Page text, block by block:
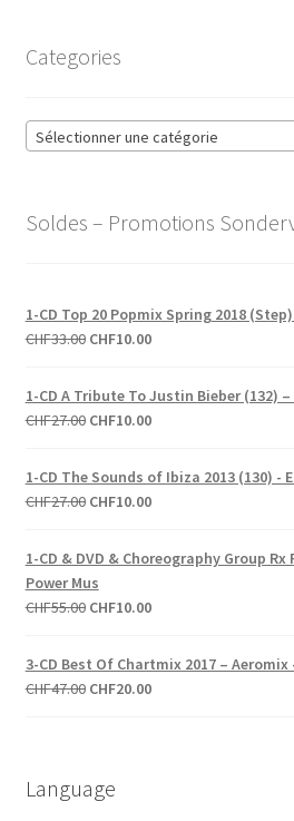
ancien
Categories
Sélectionner une catégorie
Soldes – Promotions
1-CD Top 20 Popmix Spring 2018
CHF33.00 Le
initial
était :
CHF10.00Le
actuel
est :
1-CD A Tribute To Justin Bieber (132)
CHF27.00 Le
initial
était :
CHF10.00Le
actuel
est :
1-CD The Sounds of Ibiza 2013 (130) -
CHF27.00 Le
initial
CHF27.00.
CHF10.00Le
est :
CHF10.00.
1-CD & DVD & Choreography Group
Power Mus
CHF55.00 Le
initial
était :
CHF10.00Le
actuel
est :
3-CD Best Of Chartmix 2017 – Aeromix
CHF47.00 Le
CHF47.00.
CHF20.00Le
Language